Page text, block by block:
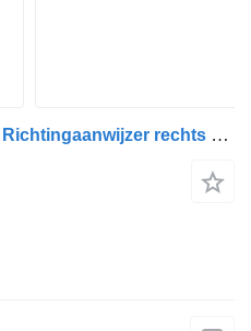
Clignotant Mercedes-Benz Richtingaanwijzer rechts mercedes A0018202221 pour camion